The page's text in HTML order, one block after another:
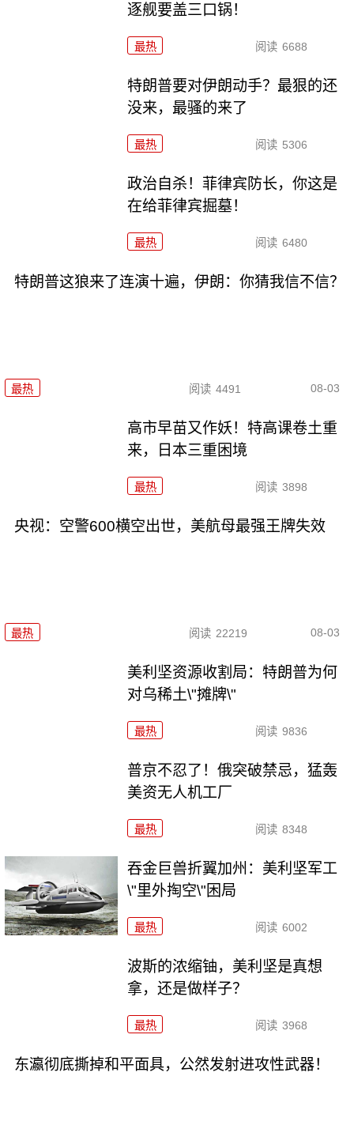
逐舰要盖三口锅！
最热 阅读 6688
特朗普要对伊朗动手？最狠的还
没来，最骚的来了
最热 阅读 5306
政治自杀！菲律宾防长，你这是
在给菲律宾掘墓！
最热 阅读 6480
特朗普这狼来了连演十遍，伊朗：你猜我信不信？
最热 阅读 4491 08-03
高市早苗又作妖！特高课卷土重
来，日本三重困境
最热 阅读 3898
央视：空警600横空出世，美航母最强王牌失效
最热 阅读 22219 08-03
美利坚资源收割局：特朗普为何
对乌稀土\"摊牌\"
最热 阅读 9836
普京不忍了！俄突破禁忌，猛轰
美资无人机工厂
最热 阅读 8348
吞金巨兽折翼加州：美利坚军工
\"里外掏空\"困局
最热 阅读 6002
波斯的浓缩铀，美利坚是真想
拿，还是做样子？
最热 阅读 3968
东瀛彻底撕掉和平面具，公然发射进攻性武器！